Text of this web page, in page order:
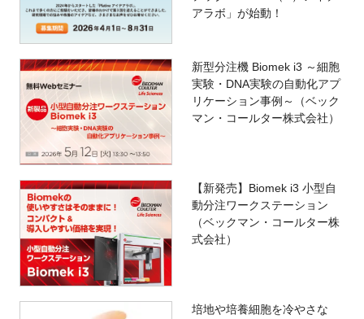
アラボ」が始動！
新型分注機 Biomek i3 ～細胞
実験・DNA実験の自動化アプ
リケーション事例～（ベック
マン・コールター株式会社）
【新発売】Biomek i3 小型自
動分注ワークステーション
（ベックマン・コールター株
式会社）
培地や培養細胞を冷やさな